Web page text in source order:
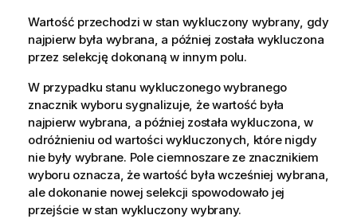
Wartość przechodzi w stan wykluczony wybrany, gdy
najpierw była wybrana, a później została wykluczona
przez selekcję dokonaną w innym polu.
W przypadku stanu wykluczonego wybranego
znacznik wyboru sygnalizuje, że wartość była
najpierw wybrana, a później została wykluczona, w
odróżnieniu od wartości wykluczonych, które nigdy
nie były wybrane. Pole ciemnoszare ze znacznikiem
wyboru oznacza, że wartość była wcześniej wybrana,
ale dokonanie nowej selekcji spowodowało jej
przejście w stan wykluczony wybrany.